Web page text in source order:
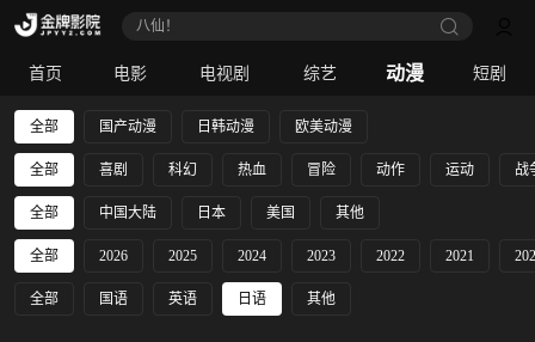
八仙！
首页 电影 电视剧 综艺 动漫 短剧
全部 国产动漫 日韩动漫 欧美动漫
全部 喜剧 科幻 热血 冒险 动作 运动 战
全部 中国大陆 日本 美国 其他
全部 2026 2025 2024 2023 2022 2021
全部 国语 英语 日语 其他